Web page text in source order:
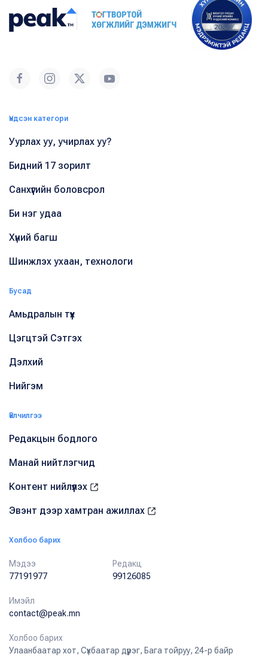
Үндсэн категори
Уурлах уу, учирлах уу?
Бидний 17 зорилт
Санхүүгийн боловсрол
Би нэг удаа
Хүний багш
Шинжлэх ухаан, технологи
Бусад
Амьдралын түүх
Цэгцтэй Сэтгэх
Дэлхий
Нийгэм
Үйлчилгээ
Редакцын бодлого
Манай нийтлэгчид
Контент нийлүүлэх
Эвэнт дээр хамтран ажиллах
Холбоо барих
Мэдээ
77191977
Редакц
99126085
Имэйл
contact@peak.mn
Холбоо барих
Улаанбаатар хот, Сүхбаатар дүүрэг, Бага тойруу, 24-р байр